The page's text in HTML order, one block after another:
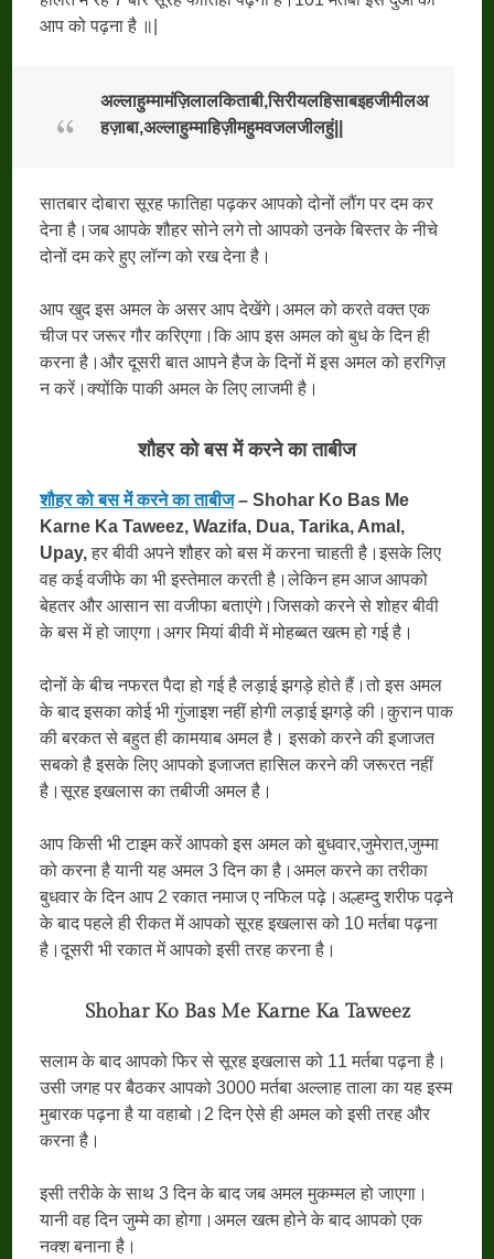
आप को पढ़ना है ॥|
अल्लाहुम्मामंज़िलालकिताबी,सिरीयलहिसाबइहजीमीलअ
हज़ाबा,अल्लाहुम्माहिज़ीमहुमवजलजीलहुं||
सातबार दोबारा सूरह फातिहा पढ़कर आपको दोनों लौंग पर दम कर
देना है।जब आपके शौहर सोने लगे तो आपको उनके बिस्तर के नीचे
दोनों दम करे हुए लॉन्ग को रख देना है।
आप खुद इस अमल के असर आप देखेंगे।अमल को करते वक्त एक
चीज पर जरूर गौर करिएगा।कि आप इस अमल को बुध के दिन ही
करना है।और दूसरी बात आपने हैज के दिनों में इस अमल को हरगिज़
न करें।क्योंकि पाकी अमल के लिए लाजमी है।
शौहर को बस में करने का ताबीज
शौहर को बस में करने का ताबीज– Shohar Ko Bas Me
Karne Ka Taweez, Wazifa, Dua, Tarika, Amal,
Upay,हर बीवी अपने शौहर को बस में करना चाहती है।इसके लिए
वह कई वजीफे का भी इस्तेमाल करती है।लेकिन हम आज आपको
बेहतर और आसान सा वजीफा बताएंगे।जिसको करने से शोहर बीवी
के बस में हो जाएगा।अगर मियां बीवी में मोहब्बत खत्म हो गई है।
दोनों के बीच नफरत पैदा हो गई है लड़ाई झगड़े होते हैं।तो इस अमल
के बाद इसका कोई भी गुंजाइश नहीं होगी लड़ाई झगड़े की।कुरान पाक
की बरकत से बहुत ही कामयाब अमल है। इसको करने की इजाजत
सबको है इसके लिए आपको इजाजत हासिल करने की जरूरत नहीं
है।सूरह इखलास का तबीजी अमल है।
आप किसी भी टाइम करें आपको इस अमल को बुधवार,जुमेरात,जुम्मा
को करना है यानी यह अमल 3 दिन का है।अमल करने का तरीका
बुधवार के दिन आप 2 रकात नमाज ए नफिल पढ़े।अल्हम्दु शरीफ पढ़ने
के बाद पहले ही रीकत में आपको सूरह इखलास को 10 मर्तबा पढ़ना
है।दूसरी भी रकात में आपको इसी तरह करना है।
Shohar Ko Bas Me Karne Ka Taweez
सलाम के बाद आपको फिर से सूरह इखलास को 11 मर्तबा पढ़ना है।
उसी जगह पर बैठकर आपको 3000 मर्तबा अल्लाह ताला का यह इस्म
मुबारक पढ़ना है या वहाबो।2 दिन ऐसे ही अमल को इसी तरह और
करना है।
इसी तरीके के साथ 3 दिन के बाद जब अमल मुकम्मल हो जाएगा।
यानी वह दिन जुम्मे का होगा।अमल खत्म होने के बाद आपको एक
नक्श बनाना है।